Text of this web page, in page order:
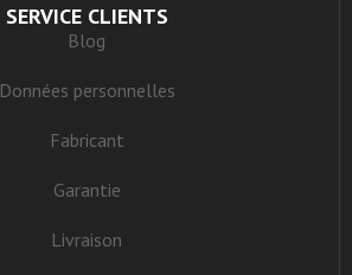
SERVICE CLIENTS
Blog
Données personnelles
Fabricant
Garantie
Livraison